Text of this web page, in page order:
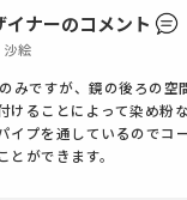
イナーのコメント
絵
みですが、鏡の後ろの空
けることによって染め粉
イプを通しているのでコ
とができます。